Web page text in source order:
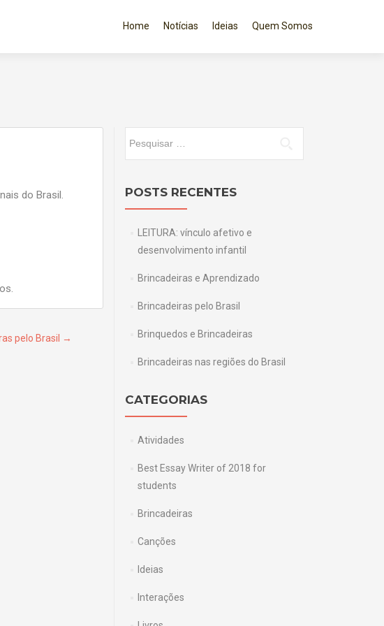
Home
Notícias Ideias Quem Somos
do Brasil.
pelo Brasil →
POSTS RECENTES
LEITURA: vínculo afetivo e
desenvolvimento infantil
Brincadeiras e Aprendizado
Brincadeiras pelo Brasil
Brinquedos e Brincadeiras
Brincadeiras nas regiões do Brasil
CATEGORIAS
Atividades
Best Essay Writer of 2018 for
students
Brincadeiras
Canções
Ideias
Interações